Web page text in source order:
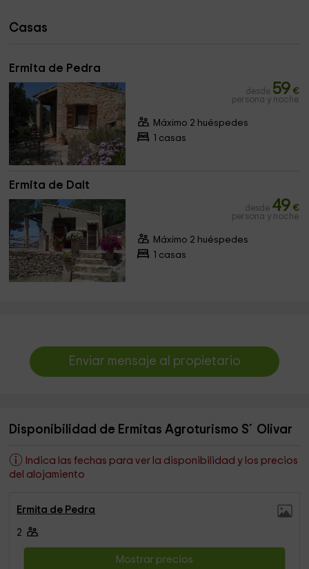
Casas
Ermita de Pedra
desde 59 €
persona y noche
Máximo 2 huéspedes
1 casas
Ermita de Dalt
desde 49 €
persona y noche
Máximo 2 huéspedes
1 casas
Enviar mensaje al propietario
Disponibilidad de Ermitas Agroturismo S´Olivar
Indica las fechas para ver la disponibilidad y los precios
del alojamiento
Ermita de Pedra
2
Mostrar precios